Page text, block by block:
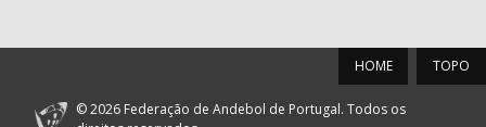
TOPO
HOME
© 2026 Federação de Andebol de Portugal. Todos os